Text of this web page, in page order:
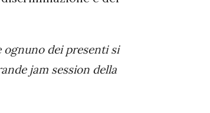
ognuno dei presenti si
jam session della